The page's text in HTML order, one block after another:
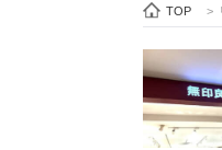
ビ
TOP >